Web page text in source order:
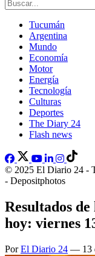
Tucumán
Argentina
Mundo
Economía
Motor
Energía
Tecnología
Culturas
Deportes
The Diary 24
Flash news
© 2025 El Diario 24 -
- Depositphotos
Resultados
hoy: viernes
PorEl Diario 24 — 13